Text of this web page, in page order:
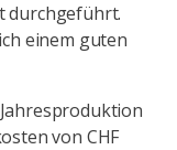
durchgeführt.
einem guten
von CHF